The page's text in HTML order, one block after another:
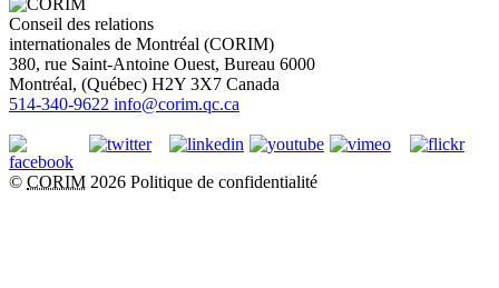
Conseil des relations
internationales de Montréal (CORIM)
380, rue Saint-Antoine Ouest, Bureau 6000
Montréal, (Québec) H2Y 3X7 Canada
514-340-9622 info@corim.qc.ca
© CORIM 2026 Politique de confidentialité